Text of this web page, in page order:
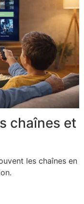
chaînes et
les chaînes en